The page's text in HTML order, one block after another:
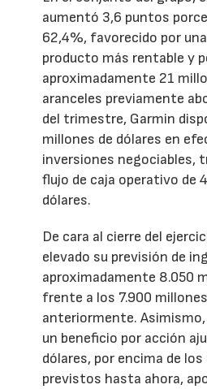
aumentó 3,6 puntos
62,4%, favorecido por
producto más rentable y
aproximadamente 21
aranceles previamente
del trimestre, Garmin
millones de dólares en
inversiones negociables,
flujo de caja operativo de
dólares.
De cara al cierre del
elevado su previsión de
aproximadamente 8.050
frente a los 7.900
anteriormente.
un beneficio por acción
dólares, por encima de los
previstos hasta ahora,